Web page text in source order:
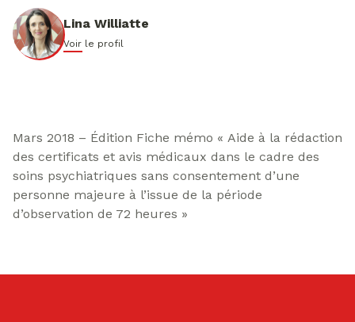
Lina Williatte
Voir le profil
Mars 2018 – Édition Fiche mémo « Aide à la rédaction
des certificats et avis médicaux dans le cadre des
soins psychiatriques sans consentement d’une
personne majeure à l’issue de la période
d’observation de 72 heures »